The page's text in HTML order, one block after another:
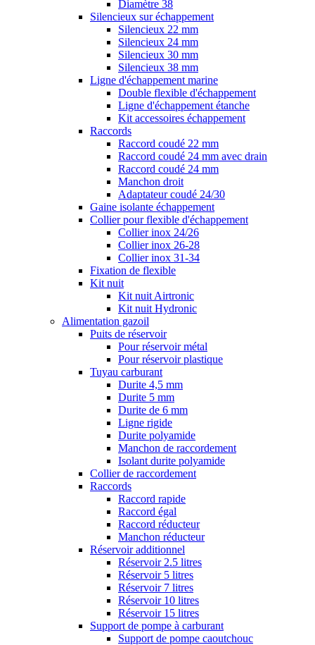
Diamètre 38
Silencieux sur échappement
Silencieux 22 mm
Silencieux 24 mm
Silencieux 30 mm
Silencieux 38 mm
Ligne d'échappement marine
Double flexible d'échappement
Ligne d'échappement étanche
Kit accessoires échappement
Raccords
Raccord coudé 22 mm
Raccord coudé 24 mm avec drain
Raccord coudé 24 mm
Manchon droit
Adaptateur coudé 24/30
Gaine isolante échappement
Collier pour flexible d'échappement
Collier inox 24/26
Collier inox 26-28
Collier inox 31-34
Fixation de flexible
Kit nuit
Kit nuit Airtronic
Kit nuit Hydronic
Alimentation gazoil
Puits de réservoir
Pour réservoir métal
Pour réservoir plastique
Tuyau carburant
Durite 4,5 mm
Durite 5 mm
Durite de 6 mm
Ligne rigide
Durite polyamide
Manchon de raccordement
Isolant durite polyamide
Collier de raccordement
Raccords
Raccord rapide
Raccord égal
Raccord réducteur
Manchon réducteur
Réservoir additionnel
Réservoir 2.5 litres
Réservoir 5 litres
Réservoir 7 litres
Réservoir 10 litres
Réservoir 15 litres
Support de pompe à carburant
Support de pompe caoutchouc